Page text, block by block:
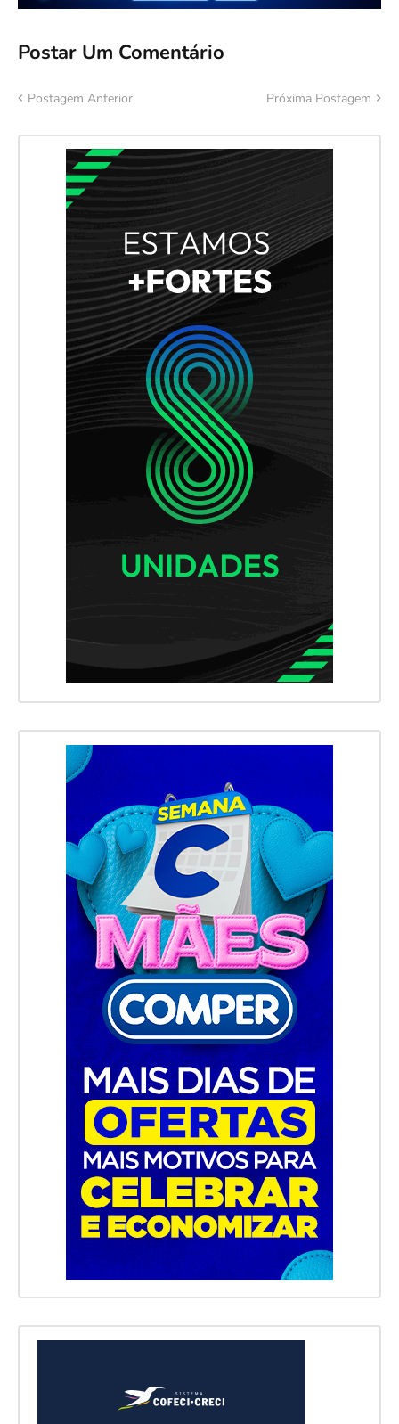
Postar Um Comentário
Postagem Anterior Próxima Postagem